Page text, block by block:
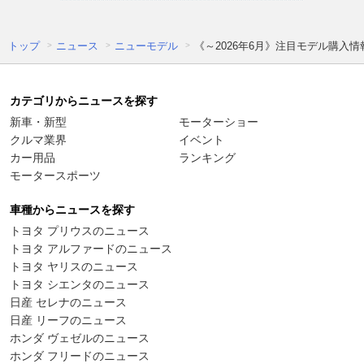
トップ ニュース ニューモデル 《～2026年6月》注目モデル購入
カテゴリからニュースを探す
新車・新型
クルマ業界
カー用品
モータースポーツ
モーターショー
イベント
ランキング
車種からニュースを探す
トヨタ プリウスのニュース
トヨタ アルファードのニュース
トヨタ ヤリスのニュース
トヨタ シエンタのニュース
日産 セレナのニュース
日産 リーフのニュース
ホンダ ヴェゼルのニュース
ホンダ フリードのニュース